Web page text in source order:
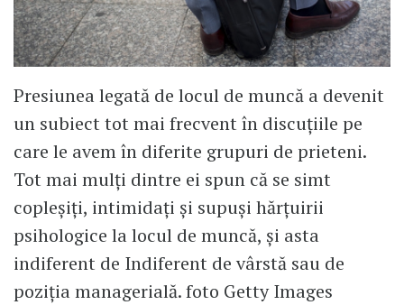
Presiunea legată de locul de muncă a devenit
un subiect tot mai frecvent în discuțiile pe
care le avem în diferite grupuri de prieteni.
Tot mai mulți dintre ei spun că se simt
copleșiți, intimidați și supuși hărțuirii
psihologice la locul de muncă, și asta
indiferent de Indiferent de vârstă sau de
poziția managerială. foto Getty Images